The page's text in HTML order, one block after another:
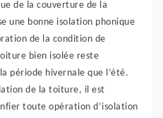
de la couverture de la
une bonne isolation phonique
de la condition de
bien isolée reste
période hivernale que l’été.
de la toiture, il est
toute opération d’isolation